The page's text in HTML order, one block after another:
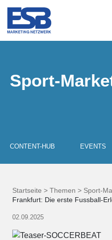
Sport-
CONTENT-HUB EVENTS
Startseite > Themen > Sport-
Frankfurt: Die erste Fussball-
02.09.2025